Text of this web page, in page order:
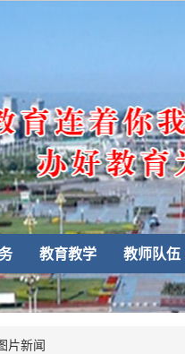
教育教学 教师队伍
片新闻